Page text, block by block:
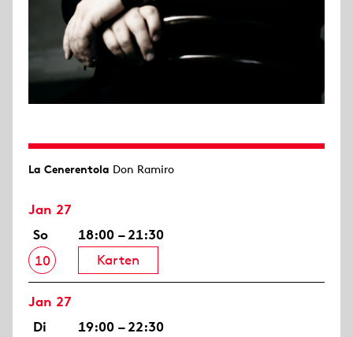
La Cenerentola Don Ramiro
Jan 27
So
10
18:00 – 21:30
Karten
Jan 27
Di
19:00 – 22:30